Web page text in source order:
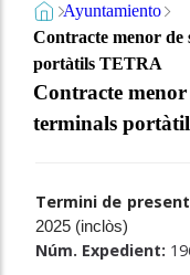
Ayuntamiento
Contracte menor de
portàtils TETRA
Contracte
terminals
Termini de
2025 (inclòs)
Núm. Expedient: